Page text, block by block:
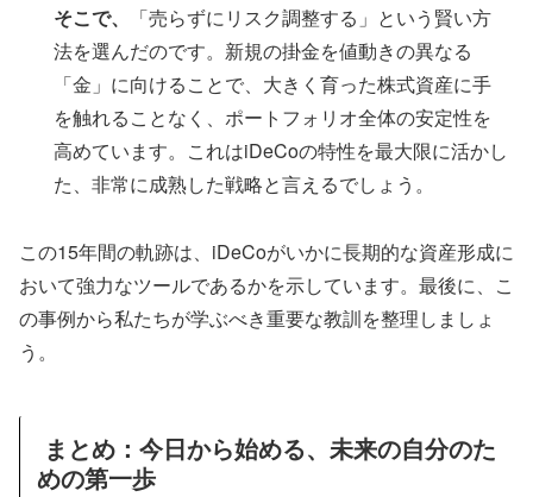
そこで、
「売らずにリスク調整する」という賢い方
法を選んだのです。新規の掛金を値動きの異なる
「金」に向けることで、大きく育った株式資産に手
を触れることなく、ポートフォリオ全体の安定性を
高めています。これはiDeCoの特性を最大限に活かし
た、非常に成熟した戦略と言えるでしょう。
この15年間の軌跡は、iDeCoがいかに長期的な資産形成に
おいて強力なツールであるかを示しています。最後に、こ
の事例から私たちが学ぶべき重要な教訓を整理しましょ
う。
まとめ：今日から始める、未来の自分のた
めの第一歩